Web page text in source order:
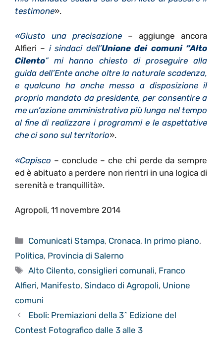
testimone».
«Giusto una precisazione – aggiunge ancora
Alfieri – i sindaci dell’Unione dei comuni “Alto
Cilento” mi hanno chiesto di proseguire alla
guida dell’Ente anche oltre la naturale scadenza,
e qualcuno ha anche messo a disposizione il
proprio mandato da presidente, per consentire a
me un’azione amministrativa più lunga nel tempo
al fine di realizzare i programmi e le aspettative
che ci sono sul territorio».
«Capisco – conclude – che chi perde da sempre
ed è abituato a perdere non rientri in una logica di
serenità e tranquillità».
Agropoli, 11 novembre 2014
Categorie
Comunicati Stampa, Cronaca, In primo piano,
Politica, Provincia di Salerno
Tag
Alto Cilento,consiglieri comunali, Franco
Alfieri, Manifesto, Sindaco di Agropoli, Unione
comuni
Eboli: Premiazioni della 3^ Edizione del
Contest Fotografico dalle 3 alle 3